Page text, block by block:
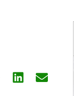
Share Share